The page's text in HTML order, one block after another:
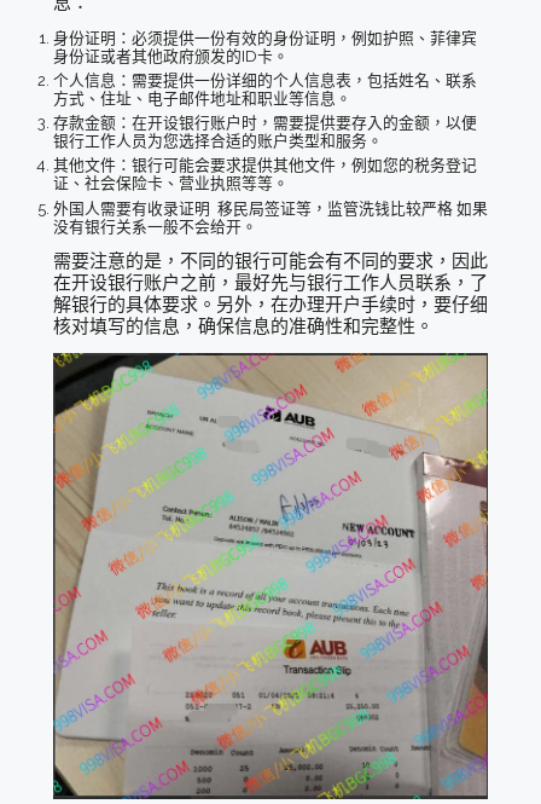
身份证明：必须提供一份有效的身份证明，例如护照、菲律宾
身份证或者其他政府颁发的ID卡。
个人信息：需要提供一份详细的个人信息表，包括姓名、联系
方式、住址、电子邮件地址和职业等信息。
存款金额：在开设银行账户时，需要提供要存入的金额，以便
银行工作人员为您选择合适的账户类型和服务。
其他文件：银行可能会要求提供其他文件，例如您的税务登记
证、社会保险卡、营业执照等等。
外国人需要有收录证明 移民局签证等，监管洗钱比较严格 如果
没有银行关系一般不会给开。
需要注意的是，不同的银行可能会有不同的要求，因此
在开设银行账户之前，最好先与银行工作人员联系，了
解银行的具体要求。另外，在办理开户手续时，要仔细
核对填写的信息，确保信息的准确性和完整性。